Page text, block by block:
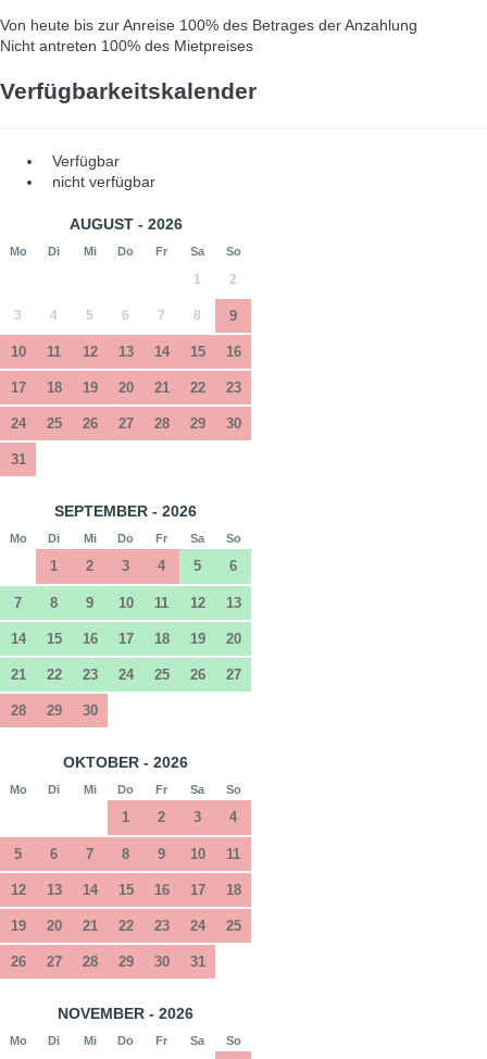
Von heute bis zur Anreise 100% des Betrages der Anzahlung
Nicht antreten 100% des Mietpreises
Verfügbarkeitskalender
Verfügbar
nicht verfügbar
AUGUST - 2026
Mo Di Mi Do Fr Sa So
1 2
3 4 5 6 7 8 9
10 11 12 13 14 15 16
17 18 19 20 21 22 23
24 25 26 27 28 29 30
31
SEPTEMBER - 2026
Mo Di Mi Do Fr Sa So
1 2 3 4 5 6
7 8 9 10 11 12 13
14 15 16 17 18 19 20
21 22 23 24 25 26 27
28 29 30
OKTOBER - 2026
Mo Di Mi Do Fr Sa So
1 2 3 4
5 6 7 8 9 10 11
12 13 14 15 16 17 18
19 20 21 22 23 24 25
26 27 28 29 30 31
NOVEMBER - 2026
Mo Di Mi Do Fr Sa So